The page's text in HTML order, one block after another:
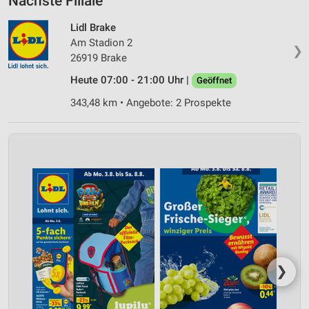
❯
Lidl Brake
Am Stadion 2
26919 Brake
Heute 07:00 - 21:00 Uhr |
Geöffnet
343,48 km • Angebote: 2 Prospekte
❯